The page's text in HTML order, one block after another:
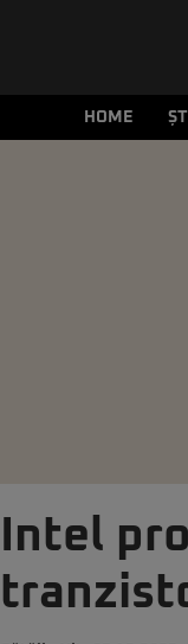
HOME
Intel